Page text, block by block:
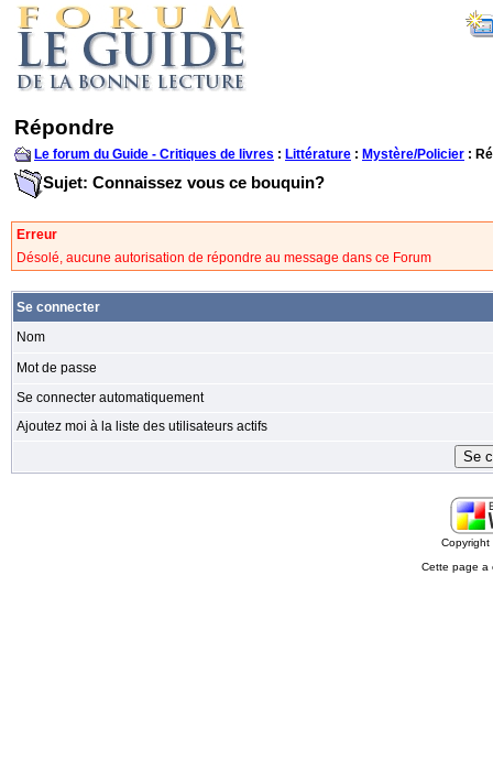
Répondre
Le forum du Guide - Critiques de livres : Littérature : Mystère/Policier :
Sujet: Connaissez vous ce bouquin?
Erreur
Désolé, aucune autorisation de répondre au message dans ce Forum
Se connecter
Nom
Mot de passe
Se connecter automatiquement
Ajoutez moi à la liste des utilisateurs actifs
Cette page a